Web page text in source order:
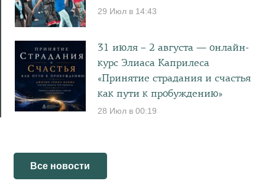
29 Июл в 14:43
31 июля – 2 августа — онлайн-
курс Элиаса Каприлеса
«Принятие страдания и счастья
как пути к пробуждению»
28 Июл в 00:19
Все новости